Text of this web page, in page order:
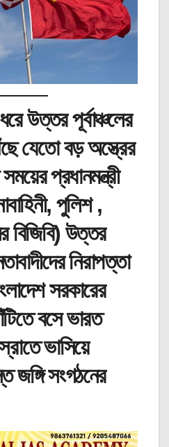
উত্তর পূর্বাঞ্চলের
যেতো বড় অস্ত্রের
প্রধানমন্ত্রী
পুলিশ ,
বিজিবি) উত্তর
নিরাপত্তা
সরকারের
বসে ভারত
ভাসিয়ে
জঙ্গি সংগঠনের